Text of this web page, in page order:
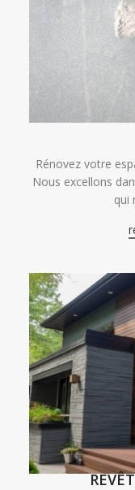
Rénovez votre
Nous excellons
qui